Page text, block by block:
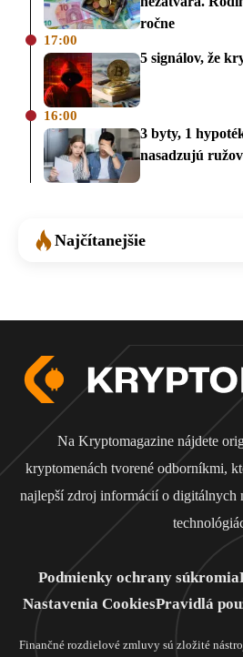
ročne
17:00
5 signálov, že
16:00
3 byty, 1
nasadzujú
Najčítanejšie
Na Kryptomagazine nájdete
kryptomenách tvorené odborníkmi,
najlepší zdroj informácií o digitálnych
Podmienky ochrany súkromia
Nastavenia CookiesPravidlá
Finančné rozdielové zmluvy sú zložité